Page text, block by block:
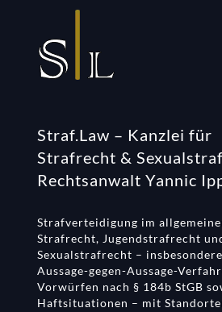
Straf.Law – Kanzlei für
Strafrecht &
Rechtsanwalt Yannic
Strafverteidigung im
Strafrecht, Jugendstrafrecht
Sexualstrafrecht –
Aussage-gegen-Aussage-
Vorwürfen nach § 184b StGB
Haftsituationen – mit